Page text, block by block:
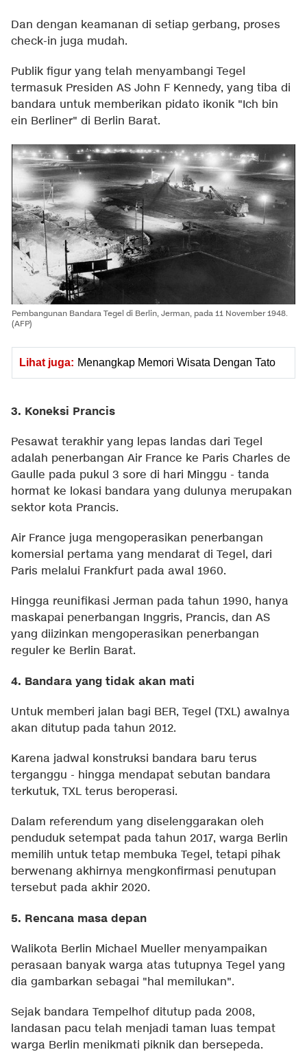
Dan dengan keamanan di setiap gerbang, proses
check-in juga mudah.
Publik figur yang telah menyambangi Tegel
termasuk Presiden AS John F Kennedy, yang tiba di
bandara untuk memberikan pidato ikonik "Ich bin
ein Berliner" di Berlin Barat.
Pembangunan Bandara Tegel di Berlin, Jerman, pada 11 November 1948.
(AFP)
Lihat juga: Menangkap Memori Wisata Dengan Tato
3. Koneksi Prancis
Pesawat terakhir yang lepas landas dari Tegel
adalah penerbangan Air France ke Paris Charles de
Gaulle pada pukul 3 sore di hari Minggu - tanda
hormat ke lokasi bandara yang dulunya merupakan
sektor kota Prancis.
Air France juga mengoperasikan penerbangan
komersial pertama yang mendarat di Tegel, dari
Paris melalui Frankfurt pada awal 1960.
Hingga reunifikasi Jerman pada tahun 1990, hanya
maskapai penerbangan Inggris, Prancis, dan AS
yang diizinkan mengoperasikan penerbangan
reguler ke Berlin Barat.
4. Bandara yang tidak akan mati
Untuk memberi jalan bagi BER, Tegel (TXL) awalnya
akan ditutup pada tahun 2012.
Karena jadwal konstruksi bandara baru terus
terganggu - hingga mendapat sebutan bandara
terkutuk, TXL terus beroperasi.
Dalam referendum yang diselenggarakan oleh
penduduk setempat pada tahun 2017, warga Berlin
memilih untuk tetap membuka Tegel, tetapi pihak
berwenang akhirnya mengkonfirmasi penutupan
tersebut pada akhir 2020.
5. Rencana masa depan
Walikota Berlin Michael Mueller menyampaikan
perasaan banyak warga atas tutupnya Tegel yang
dia gambarkan sebagai "hal memilukan".
Sejak bandara Tempelhof ditutup pada 2008,
landasan pacu telah menjadi taman luas tempat
warga Berlin menikmati piknik dan bersepeda.